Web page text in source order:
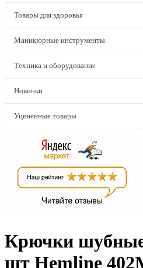
Товары для здоровья
Маникюрные инструменты
Техника и оборудование
Новинки
Уцененные товары
Крючки шубные
шт Hemline